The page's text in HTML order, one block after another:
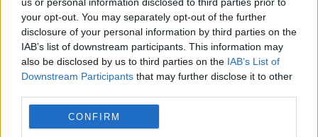
your opt-out. You may separately opt-out of the further
disclosure of your personal information by third parties on the
IAB’s list of downstream participants. This information may
also be disclosed by us to third parties on the IAB’s List of
Downstream Participants that may further disclose it to other
CONFIRM
cfr pasarea